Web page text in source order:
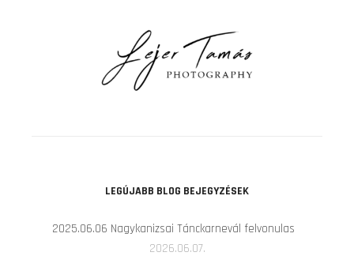
LEGÚJABB BLOG BEJEGYZÉSEK
2025.06.06 Nagykanizsai Tánckarnevál felvonulas
2026.06.07.